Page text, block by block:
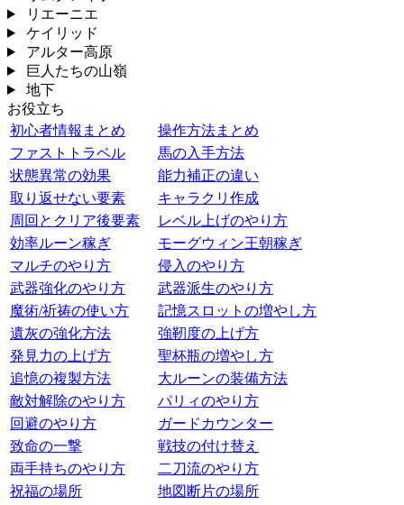
リエーニエ
ケイリッド
アルター高原
巨人たちの山嶺
地下
お役立ち
初心者情報まとめ
操作方法まとめ
ファストトラベル
馬の入手方法
状態異常の効果
能力補正の違い
取り返せない要素
キャラクリ作成
周回とクリア後要素
レベル上げのやり方
効率ルーン稼ぎ
モーグウィン王朝稼ぎ
マルチのやり方
侵入のやり方
武器強化のやり方
武器派生のやり方
魔術/祈祷の使い方
記憶スロットの増やし方
遺灰の強化方法
強靭度の上げ方
発見力の上げ方
聖杯瓶の増やし方
追憶の複製方法
大ルーンの装備方法
敵対解除のやり方
パリィのやり方
回避のやり方
ガードカウンター
致命の一撃
戦技の付け替え
両手持ちのやり方
二刀流のやり方
祝福の場所
地図断片の場所